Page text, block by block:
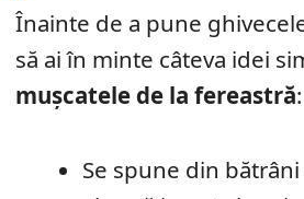
Înainte de a pune
să ai în minte câteva idei
mușcatele de la fereastră:
Se spune din